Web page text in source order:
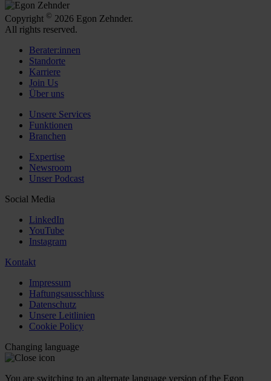
Copyright © 2026 Egon Zehnder.
All rights reserved.
Berater:innen
Standorte
Karriere
Join Us
Über uns
Unsere Services
Funktionen
Branchen
Expertise
Newsroom
Unser Podcast
Social Media
LinkedIn
YouTube
Instagram
Kontakt
Impressum
Haftungsausschluss
Datenschutz
Unsere Leitlinien
Cookie Policy
Changing language
You are switching to an alternate language version of the Egon